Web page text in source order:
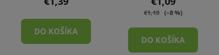
DO KOŠÍKA
€1,19 (–8 %)
DO KOŠÍKA